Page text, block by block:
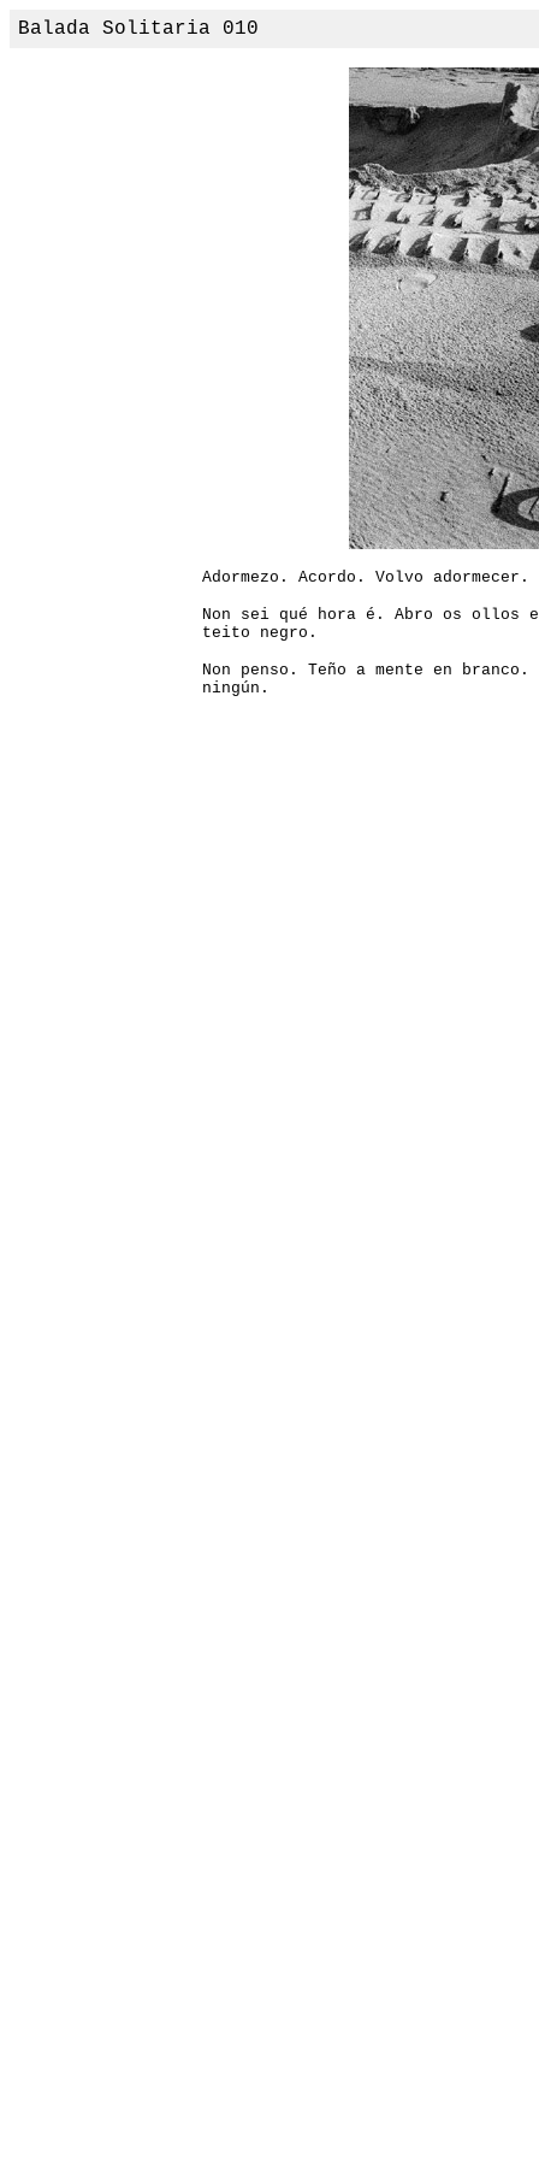
Balada Solitaria 010
Adormezo. Acordo. Volvo adormecer.
Non sei qué hora é. Abro os ollos
teito negro.
Non penso. Teño a mente en
ningún.